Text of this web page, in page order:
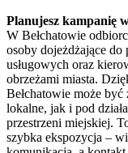
Planujesz kampanię
W Bełchatowie
osoby dojeżdżające
usługowych oraz
obrzeżami miasta.
Bełchatowie może
lokalne, jak i pod
przestrzeni miejskiej.
szybka ekspozycja –